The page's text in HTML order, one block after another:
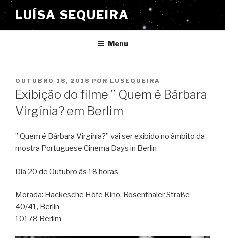
para
o
LUÍSA SEQUEIRA
Menu
PUBLICADO
EM
OUTUBRO 18, 2018 POR LUSEQUEIRA
Exibição do filme ” Quem é Bárbara
Virgínia? em Berlim
” Quem é Bárbara Virgínia?” vai ser exibido no âmbito da
mostra Portuguese Cinema Days in Berlin
Dia 20 de Outubro às 18 horas
Morada: Hackesche Höfe Kino, Rosenthaler Straße
40/41, Berlin
10178 Berlim